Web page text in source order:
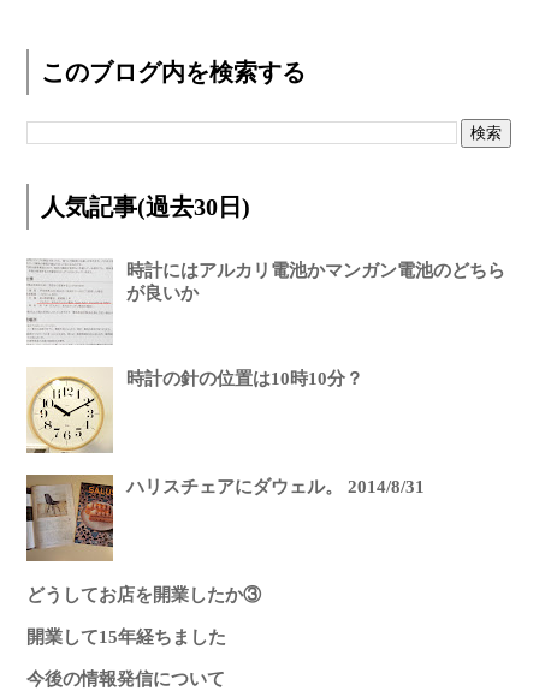
このブログ内を検索する
人気記事(過去30日)
時計にはアルカリ電池かマンガン電池のどちら
が良いか
時計の針の位置は10時10分？
ハリスチェアにダウェル。 2014/8/31
どうしてお店を開業したか③
開業して15年経ちました
今後の情報発信について